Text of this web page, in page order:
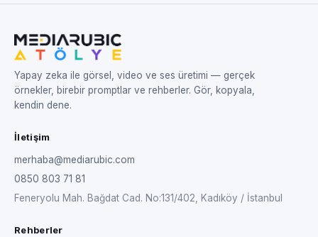
Yapay zeka ile görsel, video ve ses üretimi — gerçek
örnekler, birebir promptlar ve rehberler. Gör, kopyala,
kendin dene.
İletişim
merhaba@mediarubic.com
0850 803 71 81
Feneryolu Mah. Bağdat Cad. No:131/402, Kadıköy / İstanbul
Rehberler